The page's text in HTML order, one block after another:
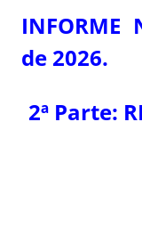
INFORME
de 2026.
2ª Parte: